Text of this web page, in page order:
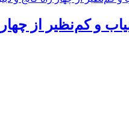
و کم‌نظیر از چهار راه